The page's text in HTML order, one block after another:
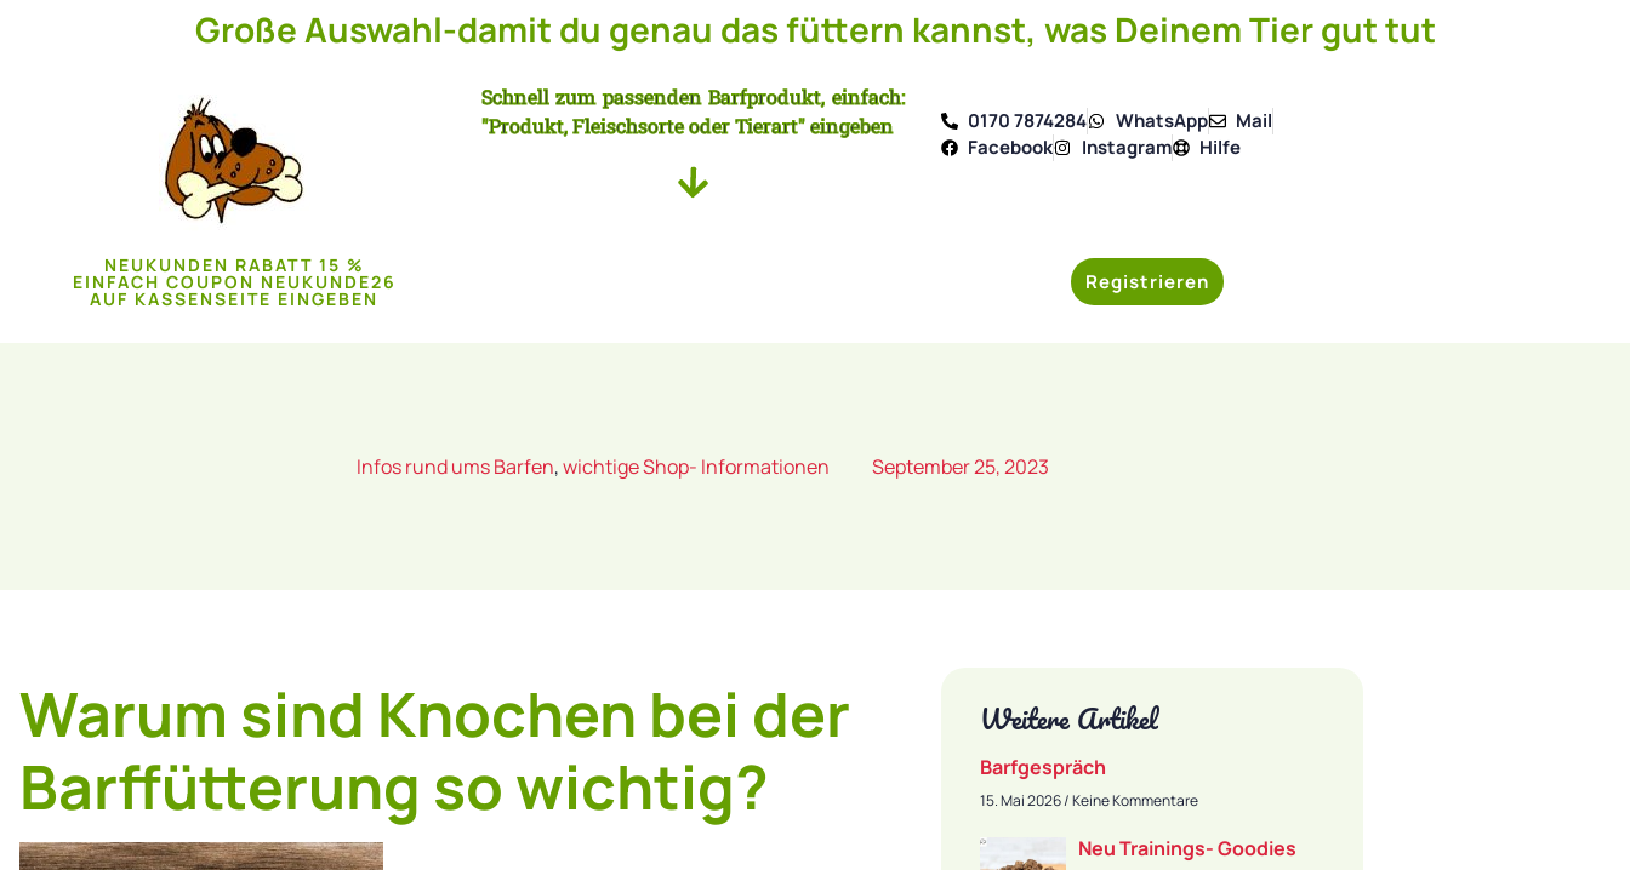
Große Auswahl-damit du genau das füttern kannst, was Deinem Tier gut tut
NEUKUNDEN RABATT 15 %
EINFACH COUPON NEUKUNDE26
AUF KASSENSEITE EINGEBEN
Schnell zum passenden Barfprodukt, einfach:
"Produkt, Fleischsorte oder Tierart" eingeben
0170 7874284 WhatsApp
Mail
Facebook
Instagram Hilfe
Registrieren
Infos rund ums Barfen,wichtige Shop- Informationen September 25, 2023
Warum sind Knochen bei der
Barffütterung so wichtig?
Weitere Artikel
Barfgespräch
15. Mai 2026 Keine Kommentare
Neu Trainings- Goodies